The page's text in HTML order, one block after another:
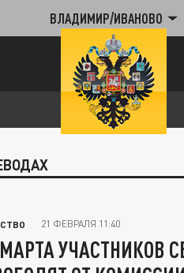
ВЛАДИМИР/ИВАНОВО
21 ФЕВРАЛЯ 11:40
УЧАСТНИКОВ